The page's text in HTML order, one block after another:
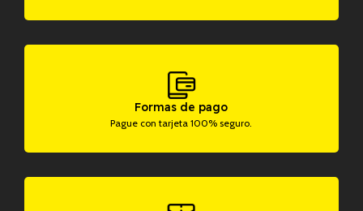
Formas de pago
Pague con tarjeta 100% seguro.